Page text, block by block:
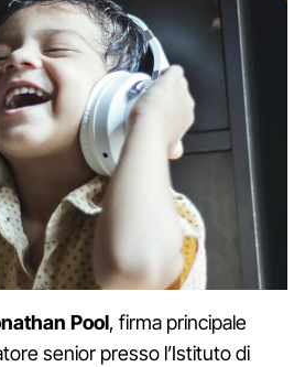
Pool, firma principale
senior presso l’Istituto di